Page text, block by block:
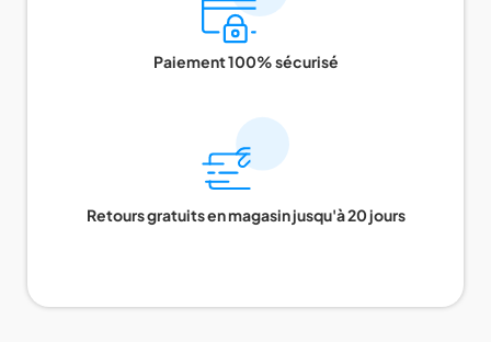
Paiement 100% sécurisé
Retours gratuits en magasin jusqu'à 20 jours